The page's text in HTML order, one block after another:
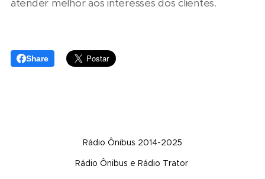
atender melhor aos interesses dos clientes.
Share
Rádio Ônibus 2014-2025
Rádio Ônibus e Rádio Trator